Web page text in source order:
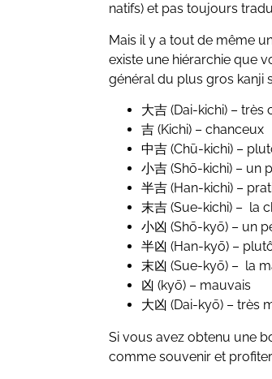
natifs) et pas toujours
Mais il y a tout de même
existe une hiérarchie que
général du plus gros kanji
大吉 (Dai-kichi) – très
吉 (Kichi) – chanceux
中吉 (Chū-kichi) –
小吉 (Shō-kichi) – un
半吉 (Han-kichi) –
末吉 (Sue-kichi) – la
小凶 (Shō-kyō) – un
半凶 (Han-kyō) –
末凶 (Sue-kyō) – la
凶 (kyō) – mauvais
大凶 (Dai-kyō) – très
Si vous avez obtenu une
comme souvenir et